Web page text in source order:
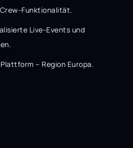
Funktionalität.
Live-Events und
– Region Europa.